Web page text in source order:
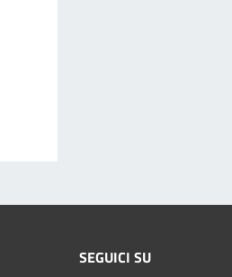
SEGUICI SU